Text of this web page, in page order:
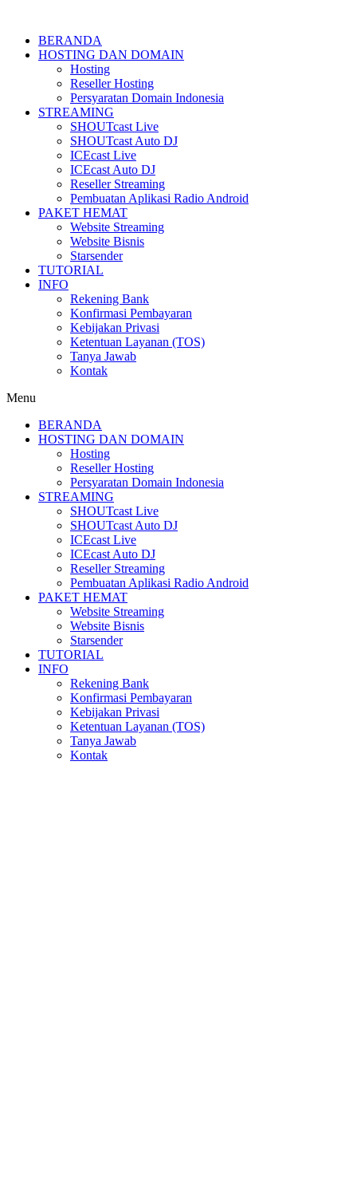
BERANDA
HOSTING DAN DOMAIN
Hosting
Reseller Hosting
Persyaratan Domain Indonesia
STREAMING
SHOUTcast Live
SHOUTcast Auto DJ
ICEcast Live
ICEcast Auto DJ
Reseller Streaming
Pembuatan Aplikasi Radio Android
PAKET HEMAT
Website Streaming
Website Bisnis
Starsender
TUTORIAL
INFO
Rekening Bank
Konfirmasi Pembayaran
Kebijakan Privasi
Ketentuan Layanan (TOS)
Tanya Jawab
Kontak
Menu
BERANDA
HOSTING DAN DOMAIN
Hosting
Reseller Hosting
Persyaratan Domain Indonesia
STREAMING
SHOUTcast Live
SHOUTcast Auto DJ
ICEcast Live
ICEcast Auto DJ
Reseller Streaming
Pembuatan Aplikasi Radio Android
PAKET HEMAT
Website Streaming
Website Bisnis
Starsender
TUTORIAL
INFO
Rekening Bank
Konfirmasi Pembayaran
Kebijakan Privasi
Ketentuan Layanan (TOS)
Tanya Jawab
Kontak